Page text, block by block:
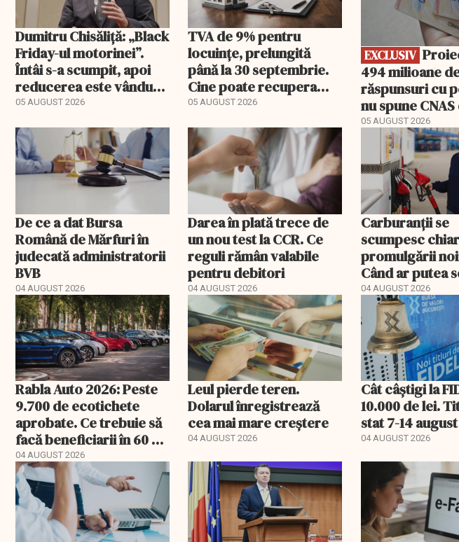
Dumitru Chisăliță: „Black
Friday-ul motorinei”.
Întâi s-a scumpit, apoi
reducerea este vândută
drept ajutor
05 AUGUST 2026
TVA de 9% pentru
locuințe, prelungită
până la 30 septembrie.
Cine poate recupera
diferența de taxă
05 AUGUST 2026
EXCLUSIV
494 milioane
răspunsuri cu
nu spune
noul PIAS
05 AUGUST 2026
De ce a dat Bursa
Română de Mărfuri în
judecată administratorii
BVB
04 AUGUST 2026
Darea în plată trece de
un nou test la CCR. Ce
reguli rămân valabile
pentru debitori
04 AUGUST 2026
Carburanții se
scumpesc
promulgării
Când ar putea
de fapt, prețul
motorinei
04 AUGUST 2026
Rabla Auto 2026: Peste
9.700 de ecotichete
aprobate. Ce trebuie să
facă beneficiarii în 60 de
zile
04 AUGUST 2026
Leul pierde teren.
Dolarul înregistrează
cea mai mare creștere
04 AUGUST 2026
Cât câștigi la
10.000 de lei.
stat 7-14
04 AUGUST 2026